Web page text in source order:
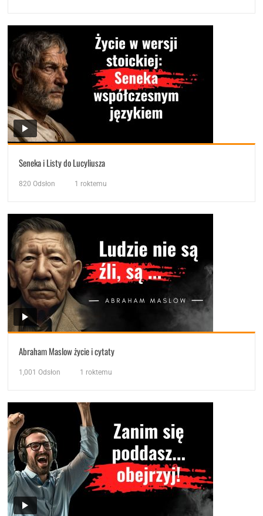
Seneka i Listy do Lucyliusza
820 Odsłon 1 roktemu
Abraham Maslow życie i cytaty
1,001 Odsłon 1 roktemu